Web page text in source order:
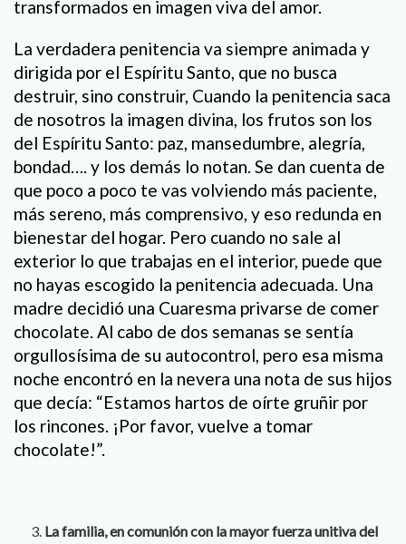
transformados en imagen viva del amor.
La verdadera penitencia va siempre animada y
dirigida por el Espíritu Santo, que no busca
destruir, sino construir, Cuando la penitencia saca
de nosotros la imagen divina, los frutos son los
del Espíritu Santo: paz, mansedumbre, alegría,
bondad…. y los demás lo notan. Se dan cuenta de
que poco a poco te vas volviendo más paciente,
más sereno, más comprensivo, y eso redunda en
bienestar del hogar. Pero cuando no sale al
exterior lo que trabajas en el interior, puede que
no hayas escogido la penitencia adecuada. Una
madre decidió una Cuaresma privarse de comer
chocolate. Al cabo de dos semanas se sentía
orgullosísima de su autocontrol, pero esa misma
noche encontró en la nevera una nota de sus hijos
que decía: “Estamos hartos de oírte gruñir por
los rincones. ¡Por favor, vuelve a tomar
chocolate!”.
La familia, en comunión con la mayor fuerza unitiva del